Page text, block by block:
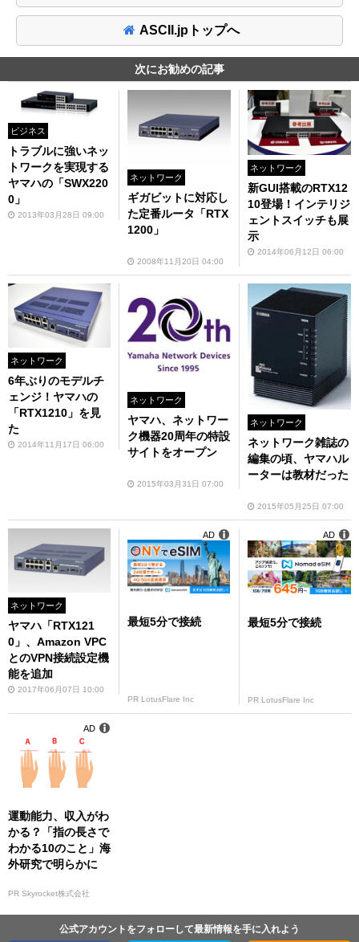
ASCII.jpトップへ
次にお勧めの記事
ビジネス
トラブルに強いネッ
トワークを実現する
ヤマハの「SWX220
0」
2013年03月28日 09:00
ネットワーク
ギガビットに対応し
た定番ルータ「RTX
1200」
2008年11月20日 04:00
ネットワーク
新GUI搭載のRTX12
10登場！インテリジ
ェントスイッチも展
示
2014年06月12日 06:00
ネットワーク
6年ぶりのモデルチ
ェンジ！ヤマハの
「RTX1210」を見
た
2014年11月17日 06:00
ネットワーク
ヤマハ、ネットワー
ク機器20周年の特設
サイトをオープン
2015年03月31日 07:00
ネットワーク
ネットワーク雑誌の
編集の頃、ヤマハル
ーターは教材だった
2015年05月25日 07:00
ネットワーク
ヤマハ「RTX121
0」、Amazon VPC
とのVPN接続設定機
能を追加
2017年06月07日 10:00
最短5分で接続
PR LotusFlare Inc
AD
最短5分で接続
PR LotusFlare Inc
AD
運動能力、収入がわ
かる？「指の長さで
わかる10のこと」海
外研究で明らかに
PR Skyrocket株式会社
AD
公式アカウントをフォローして最新情報を手に入れよう